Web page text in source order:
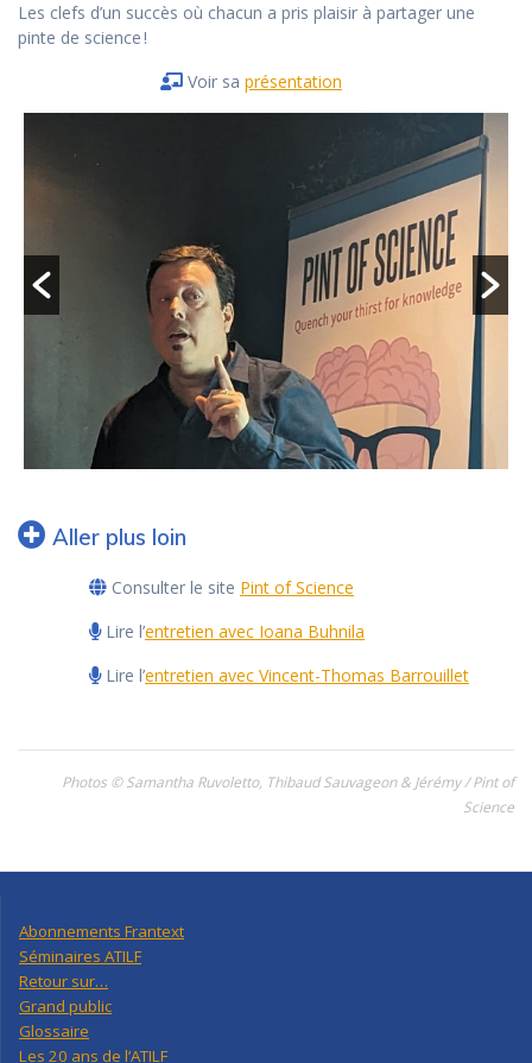
Les clefs d’un succès où chacun a pris plaisir à partager une
pinte de science !
Voir sa présentation
Aller plus loin
Consulter le site Pint of Science
Lire l’entretien avec Ioana Buhnila
Lire l’entretien avec Vincent-Thomas Barrouillet
Photos © Samantha Ruvoletto, Thibaud Sauvageon & Jérémy / Pint of
Science
Abonnements Frantext
Séminaires ATILF
Retour sur…
Grand public
Glossaire
Les 20 ans de l’ATILF